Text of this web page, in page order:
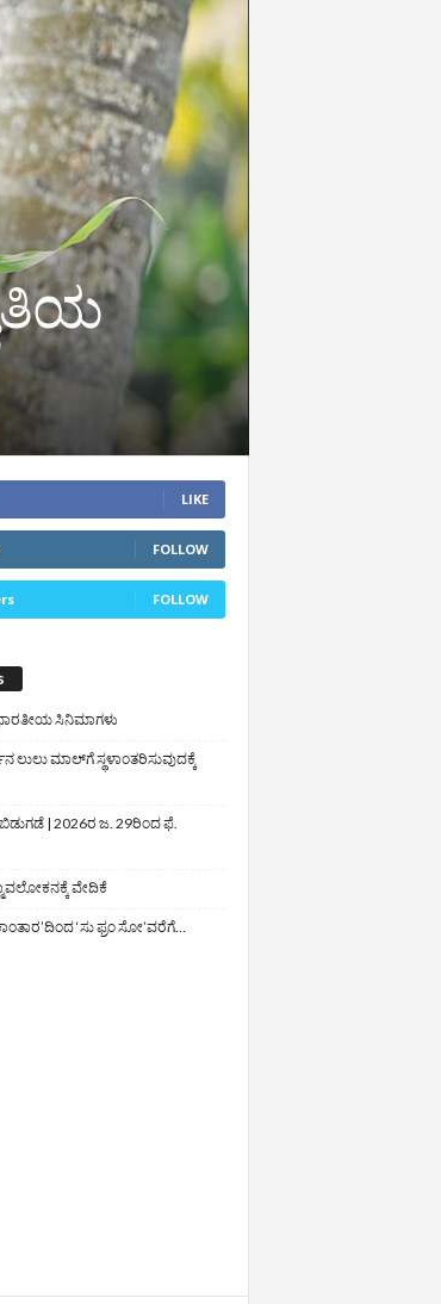
LIKE
FOLLOW
FOLLOW
ಸಿನಿಮಾಗಳು
ಲುಲು ಮಾಲ್‌ಗೆ ಸ್ಥಳಾಂತರಿಸುವುದಕ್ಕೆ
| 2026ರ ಜ. 29ರಿಂದ ಫೆ.
ವೇದಿಕೆ
‘ಸು ಫ್ರಂ ಸೋ’ವರೆಗೆ…